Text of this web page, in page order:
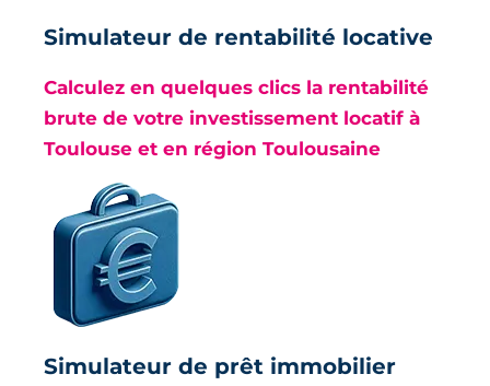
Simulateur de rentabilité locative
Calculez en quelques clics la rentabilité
brute de votre investissement locatif à
Toulouse et en région Toulousaine
Simulateur de prêt immobilier